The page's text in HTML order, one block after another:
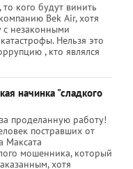
кого будут винить
Bek Air, хотя
незаконными
Нельзя это
, кто являлся
начинка "сладкого
проделанную работу!
постравших от
Максата
мошенника, который
хотя